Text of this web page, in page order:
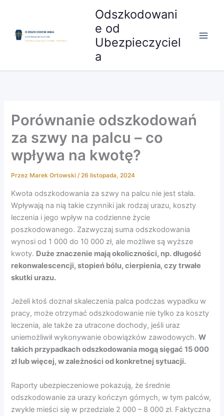
treści
Odszkodowani
e od
Ubezpieczyciel
a
Porównanie odszkodowań
za szwy na palcu – co
wpływa na kwotę?
Przez Marek Ortowski/26 listopada, 2024
Kwota odszkodowania za szwy na palcu nie jest stała.
Wpływają na nią takie czynniki jak rodzaj urazu, koszty
leczenia i jego wpływ na codzienne życie
poszkodowanego. Zazwyczaj suma odszkodowania
wynosi od 1 000 do 10 000 zł, ale możliwe są wyższe
kwoty. Duże znaczenie mają okoliczności, np. długość
rekonwalescencji, stopień bólu, cierpienia, czy trwałe
skutki urazu.
Jeżeli ktoś doznał skaleczenia palca podczas wypadku w
pracy, może otrzymać odszkodowanie nie tylko za koszty
leczenia, ale także za utracone dochody, jeśli uraz
uniemożliwił wykonywanie obowiązków zawodowych.W
takich przypadkach odszkodowania mogą sięgać 15 000
zł lub więcej, w zależności od konkretnej sytuacji.
Raporty ubezpieczeniowe pokazują, że średnie
odszkodowanie za urazy kończyn górnych, w tym palców,
zwykle mieści się w przedziale 2 000 – 8 000 zł. Faktyczna